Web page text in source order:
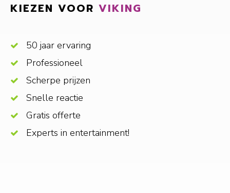
KIEZEN VOOR VIKING
50 jaar ervaring
Professioneel
Scherpe prijzen
Snelle reactie
Gratis offerte
Experts in entertainment!